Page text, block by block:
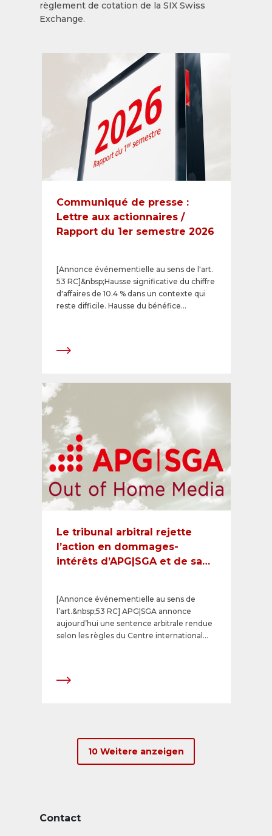
règlement de cotation de la SIX Swiss
Exchange.
Communiqué de presse :
Lettre aux actionnaires /
Rapport du 1er semestre 2026
[Annonce événementielle au sens de l'art.
53 RC]&nbsp;Hausse significative du chiffre
d'affaires de 10.4 % dans un contexte qui
reste difficile. Hausse du bénéfice
Le tribunal arbitral rejette
l’action en dommages-
intérêts d’APG|SGA et de sa
[Annonce événementielle au sens de
l’art.&nbsp;53 RC] APG|SGA annonce
aujourd’hui une sentence arbitrale rendue
selon les règles du Centre international
avec la capitale serbe, Belgrade, et fondé
10 Weitere anzeigen
Contact